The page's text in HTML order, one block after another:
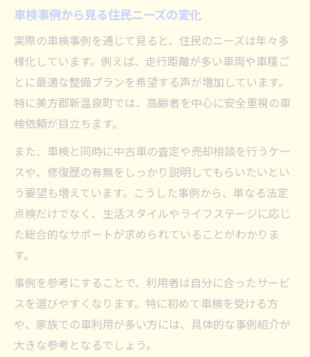
車検事例から見る住民ニーズの変化
実際の車検事例を通じて見ると、住民のニーズは年々多
様化しています。例えば、走行距離が多い車両や車種ご
とに最適な整備プランを希望する声が増加しています。
特に美方郡新温泉町では、高齢者を中心に安全重視の車
検依頼が目立ちます。
また、車検と同時に中古車の査定や売却相談を行うケー
スや、修復歴の有無をしっかり説明してもらいたいとい
う要望も増えています。こうした事例から、単なる法定
点検だけでなく、生活スタイルやライフステージに応じ
た総合的なサポートが求められていることがわかりま
す。
事例を参考にすることで、利用者は自分に合ったサービ
スを選びやすくなります。特に初めて車検を受ける方
や、家族での車利用が多い方には、具体的な事例紹介が
大きな参考となるでしょう。